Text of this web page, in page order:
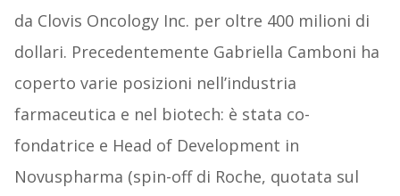
da Clovis Oncology Inc. per oltre 400 milioni di
dollari. Precedentemente Gabriella Camboni ha
coperto varie posizioni nell’industria
farmaceutica e nel biotech: è stata co-
fondatrice e Head of Development in
Novuspharma (spin-off di Roche, quotata sul